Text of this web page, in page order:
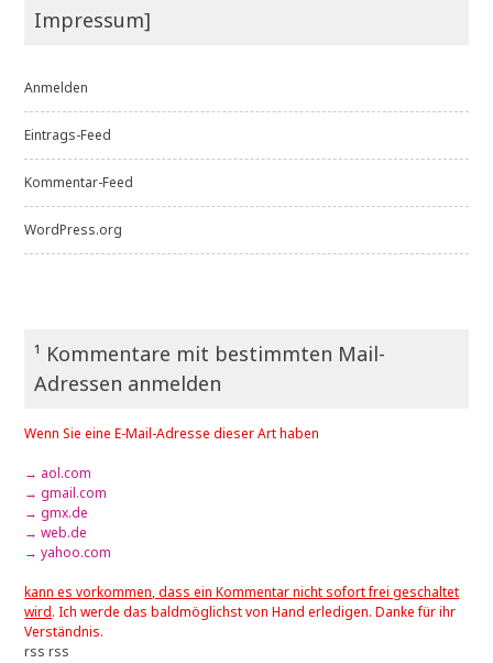
Impressum]
Anmelden
Eintrags-Feed
Kommentar-Feed
WordPress.org
¹ Kommentare mit bestimmten Mail-
Adressen anmelden
Wenn Sie eine E-Mail-Adresse dieser Art haben
→ aol.com
→ gmail.com
→ gmx.de
→ web.de
→ yahoo.com
kann es vorkommen, dass ein Kommentar nicht sofort frei geschaltet
wird. Ich werde das baldmöglichst von Hand erledigen. Danke für ihr
Verständnis.
rss rss